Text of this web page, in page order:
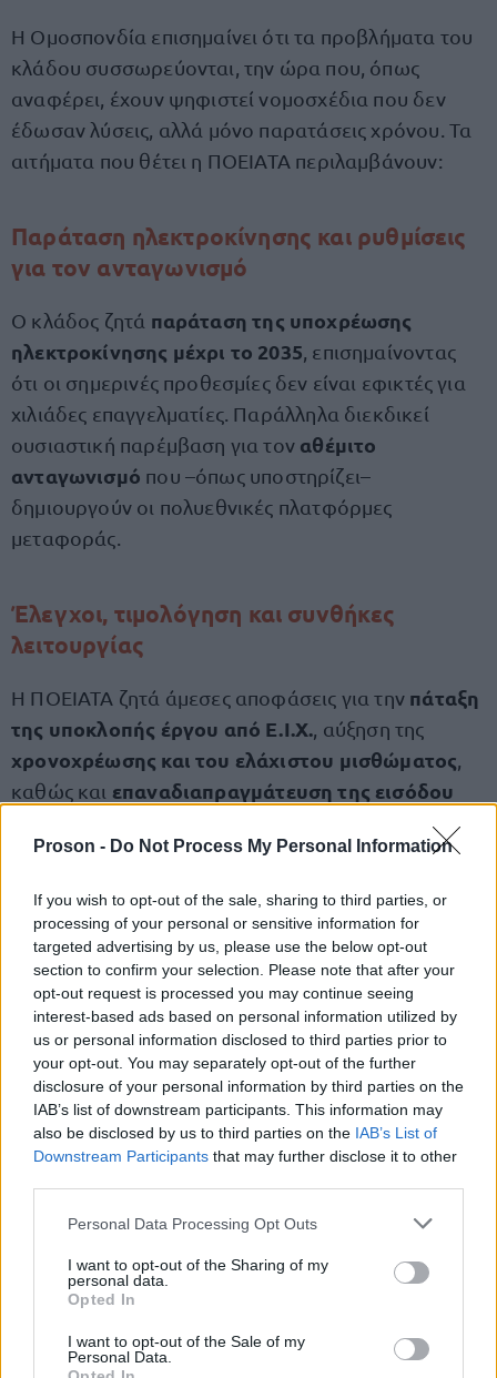
Proson - Do Not Process My Personal Information
If you wish to opt-out of the sale, sharing to third parties, or
processing of your personal or sensitive information for
targeted advertising by us, please use the below opt-out
section to confirm your selection. Please note that after your
opt-out request is processed you may continue seeing
interest-based ads based on personal information utilized by
us or personal information disclosed to third parties prior to
your opt-out. You may separately opt-out of the further
disclosure of your personal information by third parties on the
IAB’s list of downstream participants. This information may
also be disclosed by us to third parties on the IAB’s List of
Downstream Participants that may further disclose it to other
Please note that this website/app uses one or more Google
not limited to your visit or usage behaviour. You may click to
grant or deny consent to Google and its third-party tags to
use your data for below specified purposes in below Google
consent section.
Personal Data Processing Opt Outs
I want to opt-out of the Sharing of my
personal data.
Opted In
I want to opt-out of the Sale of my
Personal Data.
Η Ομοσπονδία επισημαίνει ότι τα προβλήματα του
κλάδου συσσωρεύονται, την ώρα που, όπως
αναφέρει, έχουν ψηφιστεί νομοσχέδια που δεν
έδωσαν λύσεις, αλλά μόνο παρατάσεις χρόνου. Τα
αιτήματα που θέτει η ΠΟΕΙΑΤΑ περιλαμβάνουν:
Παράταση ηλεκτροκίνησης και ρυθμίσεις
για τον ανταγωνισμό
Ο κλάδος ζητά παράταση της υποχρέωσης
ηλεκτροκίνησης μέχρι το 2035 , επισημαίνοντας
ότι οι σημερινές προθεσμίες δεν είναι εφικτές για
χιλιάδες επαγγελματίες. Παράλληλα διεκδικεί
ουσιαστική παρέμβαση για τον αθέμιτο
ανταγωνισμό που –όπως υποστηρίζει–
δημιουργούν οι πολυεθνικές πλατφόρμες
μεταφοράς.
Έλεγχοι, τιμολόγηση και συνθήκες
λειτουργίας
Η ΠΟΕΙΑΤΑ ζητά άμεσες αποφάσεις για την πάταξη
της υποκλοπής έργου από Ε.Ι.Χ. , αύξηση της
χρονοχρέωσης και του ελάχιστου μισθώματος
καθώς και επαναδιαπραγμάτευση της εισόδου
του «ερανιστικού νομοσχεδίου» και συνολική
αναπροσαρμογή του τιμολογίου, ενώ γίνεται
λόγος και για την ανάγκηδίκαιης φορολογικής
μεταχείρισης των επαγγελματιών.
Αναμονή για νέα συνάντηση με το
Υπουργείο
Η Ομοσπονδία αναφέρει ότι βρίσκεται σε αναμονή
νέας συνάντησης με το Υπουργείο Μεταφορών,
όπου θα συμμετάσχει το Προεδρείο μαζί με τους
επικεφαλής των παρατάξεων. Όπως επισημαίνεται,
αν δεν υπάρξουν άμεσα απαντήσεις, ο κλάδος είναι
δυναμικές και παρατεταμένες κινητοποιήσεις